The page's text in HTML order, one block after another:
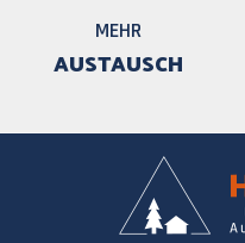
MEHR
AUSTAUSCH